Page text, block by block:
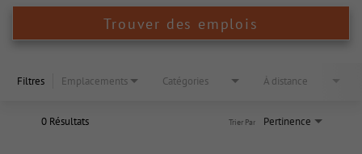
Trouver des emplois
Filtres Emplacements Catégories À distance
0 Résultats Pertinence
Trier Par